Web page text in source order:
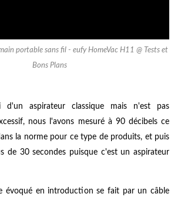
portable sans fil - eufy HomeVac H11 @ Tests et
Bons Plans
aspirateur classique mais n'est pas
nous l'avons mesuré à 90 décibels ce
la norme pour ce type de produits, et puis
de 30 secondes puisque c'est un aspirateur
évoqué en introduction se fait par un câble